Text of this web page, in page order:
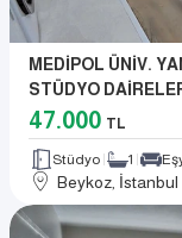
MEDİPOL ÜNİV.
STÜDYO
47.000 TL
Stüdyo 1
Beykoz, İstanbul